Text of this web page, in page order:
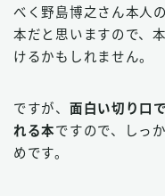
べく野島博之さん本人
本だと思いますので、
けるかもしれません。
ですが、 面白い切り口
れる本ですので、しっ
めです。